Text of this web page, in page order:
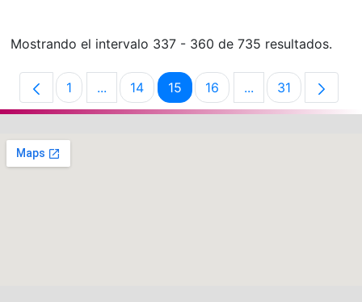
Mostrando el intervalo 337 - 360 de 735 resultados.
Página
1 ...Páginas intermedias Use TAB para
Página
14 Página
15 Página
16 ...PáginasPágina
31